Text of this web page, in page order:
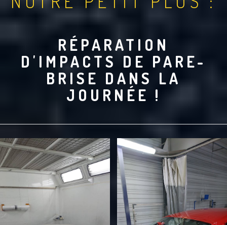
RÉPARATION
D'IMPACTS DE PARE-
BRISE DANS LA
JOURNÉE !